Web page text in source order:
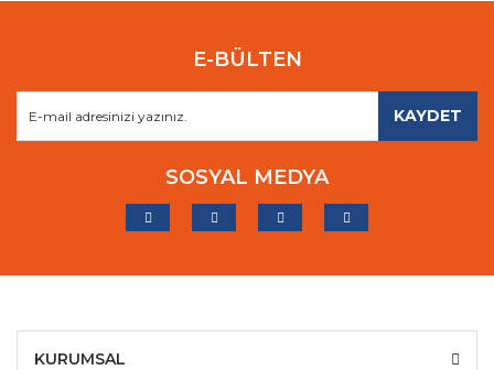
E-BÜLTEN
KAYDET
SOSYAL MEDYA
KURUMSAL